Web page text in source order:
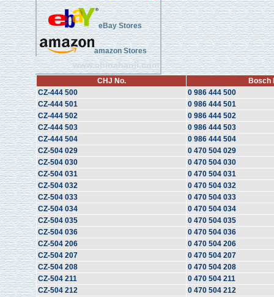
eBay Stores
amazon Stores
www.chinahanji.com
CHJ No.
Bosch
CZ-444 500
0 986 444 500
CZ-444 501
0 986 444 501
CZ-444 502
0 986 444 502
CZ-444 503
0 986 444 503
CZ-444 504
0 986 444 504
CZ-504 029
0 470 504 029
CZ-504 030
0 470 504 030
CZ-504 031
0 470 504 031
CZ-504 032
0 470 504 032
CZ-504 033
0 470 504 033
CZ-504 034
0 470 504 034
CZ-504 035
0 470 504 035
CZ-504 036
0 470 504 036
CZ-504 206
0 470 504 206
CZ-504 207
0 470 504 207
CZ-504 208
0 470 504 208
CZ-504 211
0 470 504 211
CZ-504 212
0 470 504 212